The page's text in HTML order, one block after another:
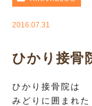
2016.07.31
ひかり接骨
ひかり接骨院は
みどりに囲まれた